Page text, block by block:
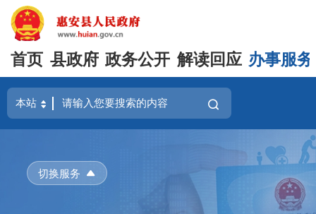
首页 县政府 政务公开 解读回应 办事服务
切换服务